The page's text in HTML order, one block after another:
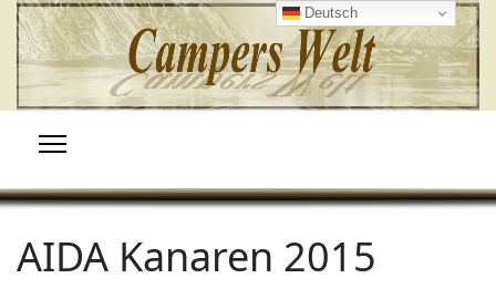
Deutsch
AIDA Kanaren 2015